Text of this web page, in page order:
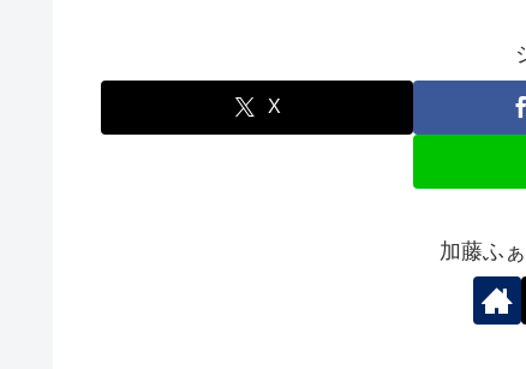
X
加藤ふ